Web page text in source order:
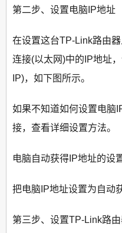
第二步、设置电脑IP地址
在设置这台TP-Link路由
连接(以太网)中的IP地址
IP)，如下图所示。
如果不知道如何设置电脑
接，查看详细设置方法。
电脑自动获得IP地址的设
把电脑IP地址设置为自动
第三步、设置TP-Link路由